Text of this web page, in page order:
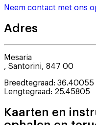
Neem contact met ons
Adres
Mesaria
, Santorini, 847 00
Breedtegraad: 36.40055
Lengtegraad: 25.45805
Kaarten en